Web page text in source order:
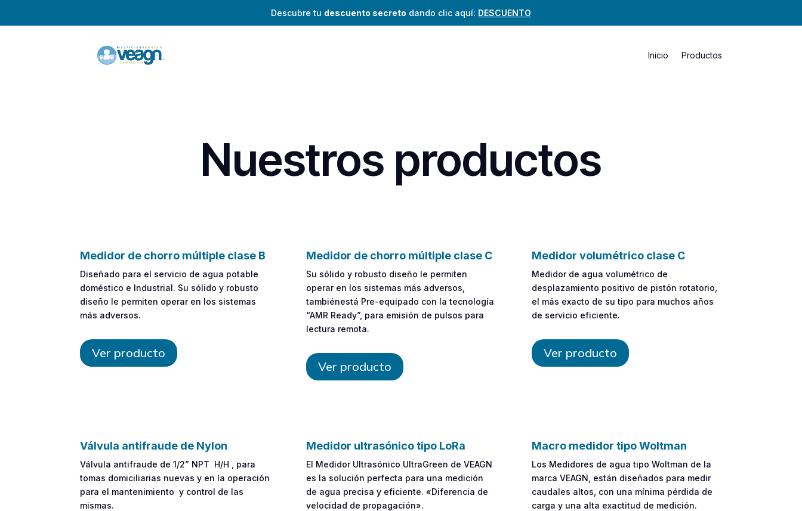
Descubre tu descuento secreto dando clic aquí: DESCUENTO
Inicio Productos
Nuestros productos
Medidor de chorro múltiple clase B
Diseñado para el servicio de agua potable
doméstico e Industrial. Su sólido y robusto
diseño le permiten operar en los sistemas
más adversos.
Ver producto
Medidor de chorro múltiple clase C
Su sólido y robusto diseño le permiten
operar en los sistemas más adversos,
tambiénestá Pre-equipado con la tecnología
“AMR Ready”, para emisión de pulsos para
lectura remota.
Ver producto
Medidor volumétrico clase C
Medidor de agua volumétrico de
desplazamiento positivo de pistón rotatorio,
el más exacto de su tipo para muchos años
de servicio eficiente.
Ver producto
Válvula antifraude de Nylon
Válvula antifraude de 1/2” NPT H/H , para
tomas domiciliarias nuevas y en la operación
para el mantenimiento y control de las
mismas.
Medidor ultrasónico tipo LoRa
El Medidor Ultrasónico UltraGreen de VEAGN
es la solución perfecta para una medición
de agua precisa y eficiente. «Diferencia de
velocidad de propagación».
Macro medidor tipo Woltman
Los Medidores de agua tipo Woltman de la
marca VEAGN, están diseñados para medir
caudales altos, con una mínima pérdida de
carga y una alta exactitud de medición.